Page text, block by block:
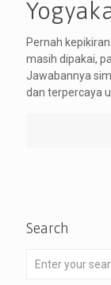
Pernah
masih dipakai,
Jawabannya
dan terpercaya
Search